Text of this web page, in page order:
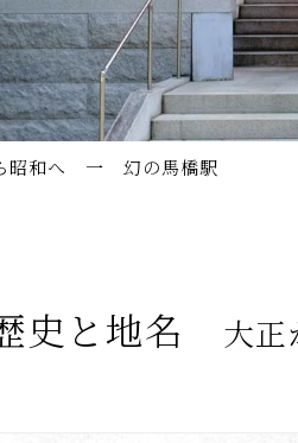
昭和へ 一 幻の馬橋駅
史と地名 大正